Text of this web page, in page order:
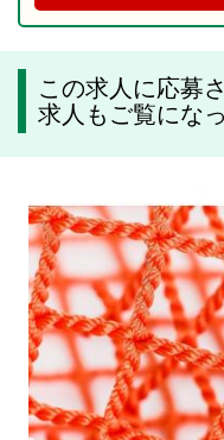
この求人に応募
求人もご覧にな